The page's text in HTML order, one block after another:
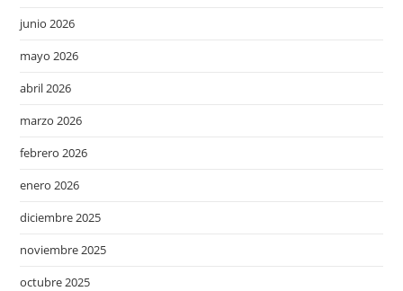
junio 2026
mayo 2026
abril 2026
marzo 2026
febrero 2026
enero 2026
diciembre 2025
noviembre 2025
octubre 2025